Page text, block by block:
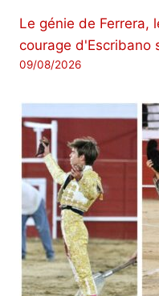
Le génie de Ferrera,
courage d'Escribano
09/08/2026